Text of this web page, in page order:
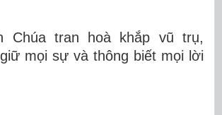
Chúa tran hoà khắp vũ trụ,
mọi sự và thông biết mọi lời